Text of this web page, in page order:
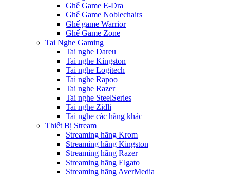
Ghế Game E-Dra
Ghế Game Noblechairs
Ghế game Warrior
Ghế Game Zone
Tai Nghe Gaming
Tai nghe Dareu
Tai nghe Kingston
Tai nghe Logitech
Tai nghe Rapoo
Tai nghe Razer
Tai nghe SteelSeries
Tai nghe Zidli
Tai nghe các hãng khác
Thiết Bị Stream
Streaming hãng Krom
Streaming hãng Kingston
Streaming hãng Razer
Streaming hãng Elgato
Streaming hãng AverMedia